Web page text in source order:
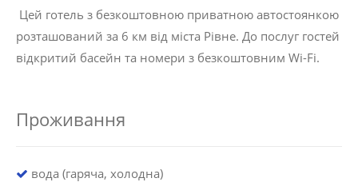
Цей готель з безкоштовною приватною автостоянкою
розташований за 6 км від міста Рівне. До послуг гостей
відкритий басейн та номери з безкоштовним Wi-Fi.
Проживання
вода (гаряча, холодна)